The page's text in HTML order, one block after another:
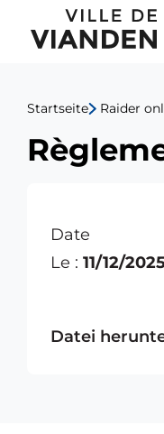
de
Hôtel
Heintz
Startseite Raider
Date
Le : 11/12/
Datei